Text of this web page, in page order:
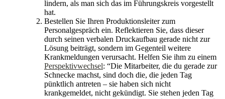
lindern, als man sich das im Führungskreis vorgestellt
hat.
Bestellen Sie Ihren Produktionsleiter zum
Personalgespräch ein. Reflektieren Sie, dass dieser
durch seinen verbalen Druckaufbau gerade nicht zur
Lösung beiträgt, sondern im Gegenteil weitere
Krankmeldungen verursacht. Helfen Sie ihm zu einem
Perspektivwechsel: “Die Mitarbeiter, die du gerade zur
Schnecke machst, sind doch die, die jeden Tag
pünktlich antreten – sie haben sich nicht
krankgemeldet, nicht gekündigt. Sie stehen jeden Tag